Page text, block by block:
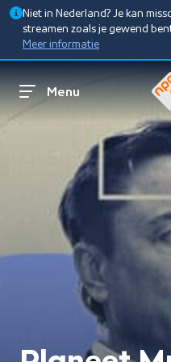
Niet in Nederland? Je kan
streamen zoals je gewend
Meer informatie
Menu